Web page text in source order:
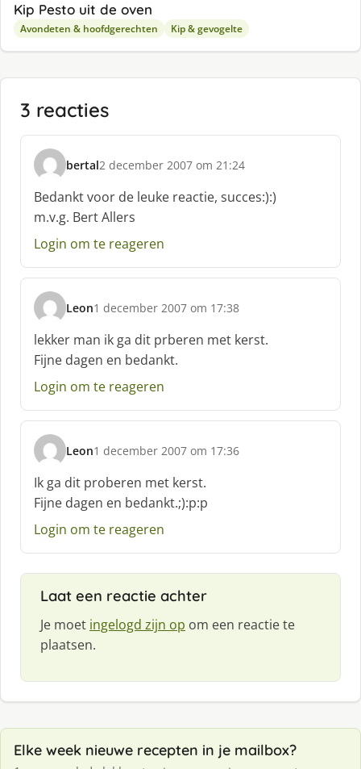
Kip Pesto uit de oven
Avondeten & hoofdgerechten Kip & gevogelte
3 reacties
bertal
s
c
h
r
e
f
2 december 2007 om 21:24
Bedankt voor de leuke reactie, succes:):)
m.v.g. Bert Allers
Login om te reageren
Leon
s
c
h
r
e
f
1 december 2007 om 17:38
lekker man ik ga dit prberen met kerst.
Fijne dagen en bedankt.
Login om te reageren
Leon
s
c
h
r
e
:
1 december 2007 om 17:36
Ik ga dit proberen met kerst.
Fijne dagen en bedankt.;):p:p
Login om te reageren
Laat een reactie achter
Je moet ingelogd zijn op om een reactie te
plaatsen.
Elke week nieuwe recepten in je mailbox?